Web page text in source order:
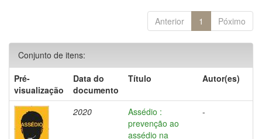
Anterior 1 Póximo
Conjunto de itens:
Pré-
visualização
Data do
documento
Título Autor(es)
2020
Assédio :
prevenção ao
assédio na
-